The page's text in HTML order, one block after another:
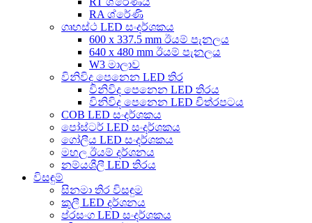
RA ශ්රේණි
ගෘහස්ථ LED සංදර්ශකය
600 x 337.5 mm ඊයම් පැනලය
640 x 480 mm ඊයම් පැනලය
W3 මාලාව
විනිවිද පෙනෙන LED තිර
විනිවිද පෙනෙන LED තිරය
විනිවිද පෙනෙන LED චිත්රපටය
COB LED සංදර්ශකය
පෝස්ටර් LED සංදර්ශකය
ගෝලීය LED ​​සංදර්ශකය
මහල ඊයම් දර්ශනය
නම්යශීලී LED තිරය
විසඳුම්
සිනමා තිර විසඳුම
කුලී LED දර්ශනය
ප්රසංග LED සංදර්ශකය